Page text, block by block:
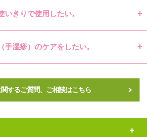
いきりで使用したい。
手湿疹）のケアをしたい。
するご質問、ご相談はこちら